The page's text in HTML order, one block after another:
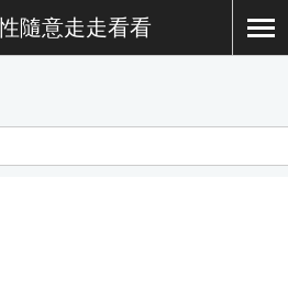
隨意走走看看